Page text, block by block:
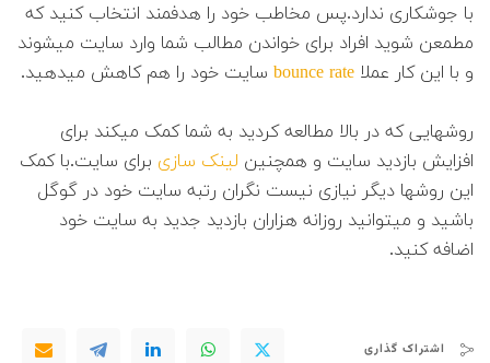
با جوشکاری ندارد.پس مخاطب خود را هدفمند انتخاب کنید که
مطمعن شوید افراد برای خواندن مطالب شما وارد سایت میشوند
و با این کار عملا
سایت خود را هم کاهش میدهید.
روشهایی که در بالا مطالعه کردید به شما کمک میکند برای
افزایش بازدید سایت و همچنین لینک سازی برای سایت.با کمک
این روشها دیگر نیازی نیست نگران رتبه سایت خود در گوگل
باشید و میتوانید روزانه هزاران بازدید جدید به سایت خود
اضافه کنید.
اشتراک گذاری